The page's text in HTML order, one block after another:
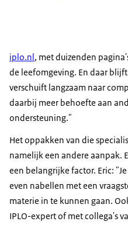
iplo.nl, met duizenden
de leefomgeving. En daar
verschuift langzaam naar
daarbij meer behoefte aan
ondersteuning."
Het oppakken van die
namelijk een andere aanpak.
een belangrijke factor. Eric:
even nabellen met een
materie in te kunnen gaan.
IPLO-expert of met collega's